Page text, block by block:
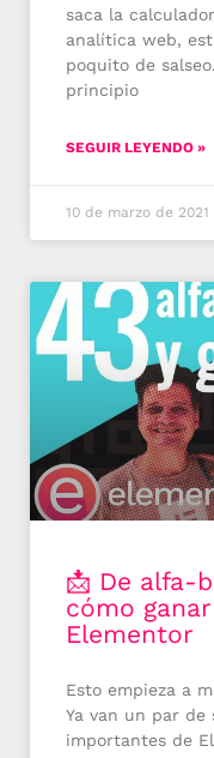
saca la
analítica web,
poquito de
principio
SEGUIR LEYENDO »
10 de marzo de 2021
📩 De alfa-
cómo
Elementor
Esto empieza a
Ya van un par de
importantes de